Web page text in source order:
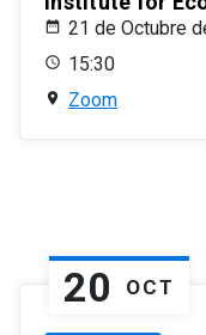
21 de Octubre
15:30
Zoom
20 OCT